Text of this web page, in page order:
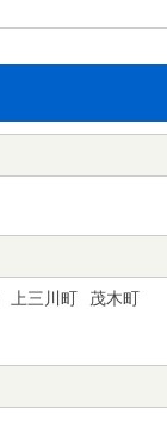
上三川町
茂木町